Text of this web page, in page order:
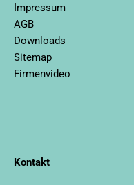
Impressum
AGB
Downloads
Sitemap
Firmenvideo
Kontakt